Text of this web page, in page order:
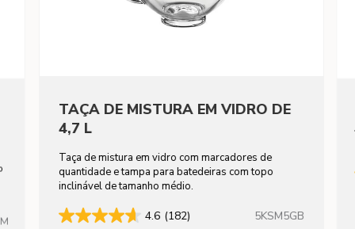
TAÇA DE MISTURA EM VIDRO DE
4,7 L
Taça de mistura em vidro com marcadores de
quantidade e tampa para batedeiras com topo
inclinável de tamanho médio.
4.6 (182) 5KSM5GB